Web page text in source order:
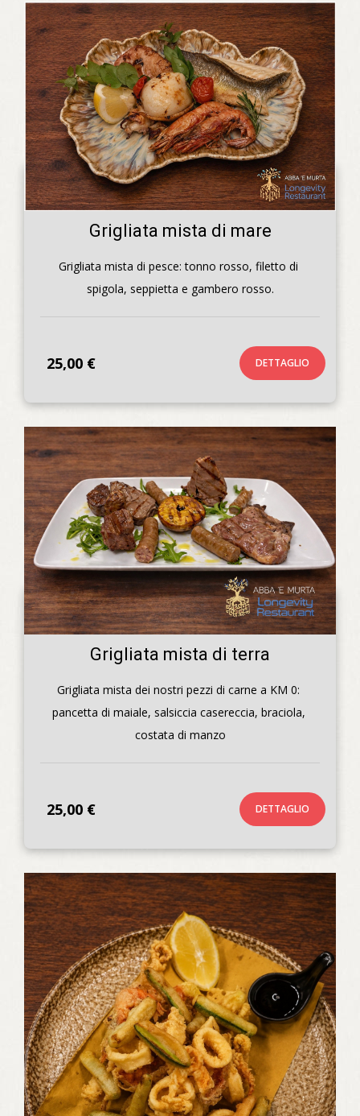
Grigliata mista di mare
Grigliata mista di pesce: tonno rosso, filetto di
spigola, seppietta e gambero rosso.
25,00 € DETTAGLIO
Grigliata mista di terra
Grigliata mista dei nostri pezzi di carne a KM 0:
pancetta di maiale, salsiccia casereccia, braciola,
costata di manzo
25,00 € DETTAGLIO